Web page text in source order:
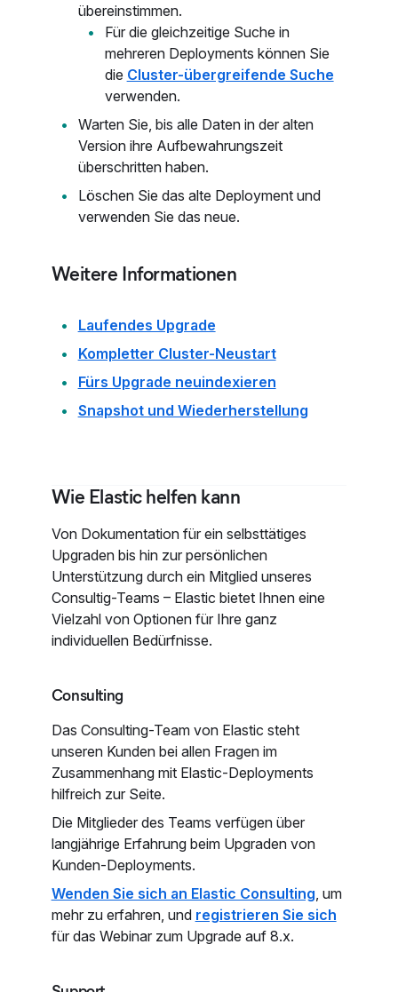
übereinstimmen.
Für die gleichzeitige Suche in
mehreren Deployments können Sie
die Cluster-übergreifende Suche
verwenden.
Warten Sie, bis alle Daten in der alten
Version ihre Aufbewahrungszeit
überschritten haben.
Löschen Sie das alte Deployment und
verwenden Sie das neue.
Weitere Informationen
Laufendes Upgrade
Kompletter Cluster-Neustart
Fürs Upgrade neuindexieren
Snapshot und Wiederherstellung
Wie Elastic helfen kann
Von Dokumentation für ein selbsttätiges
Upgraden bis hin zur persönlichen
Unterstützung durch ein Mitglied unseres
Consultig-Teams – Elastic bietet Ihnen eine
Vielzahl von Optionen für Ihre ganz
individuellen Bedürfnisse.
Consulting
Das Consulting-Team von Elastic steht
unseren Kunden bei allen Fragen im
Zusammenhang mit Elastic-Deployments
hilfreich zur Seite.
Die Mitglieder des Teams verfügen über
langjährige Erfahrung beim Upgraden von
Kunden-Deployments.
Wenden Sie sich an Elastic Consulting, um
mehr zu erfahren, und registrieren Sie sich
für das Webinar zum Upgrade auf 8.x.